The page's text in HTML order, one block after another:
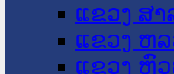
ແຂວງ ສາ
ແຂວງ ຫ
ແຂວງ ຫົ